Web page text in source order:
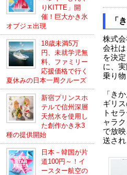
りKITTE」開
催！巨大かき氷
オブジェ出現
18歳未満5万
円、未就学児無
料、ファミリー
応援価格で行く
夏休みの日本一周クルーズ
新宿プリンスホ
テルで信州深層
天然水を使用し
た創作かき氷3
種の提供開始
日本－韓国が片
道100円～！イ
ースター航空の
「
株式
会社
を決
に、
乗り物
「き
ギリ
トセ
ャラ
で放
送され